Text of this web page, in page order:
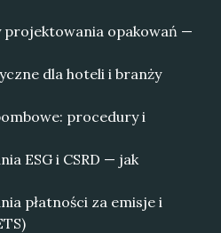
projektowania opakowań —
dla hoteli i branży
procedury i
ESG i CSRD — jak
płatności za emisje i